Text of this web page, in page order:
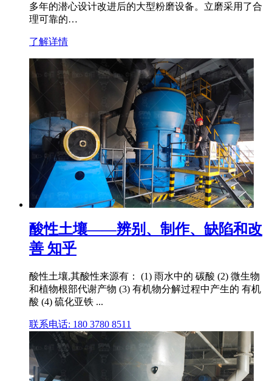
多年的潜心设计改进后的大型粉磨设备。立磨采用了合
理可靠的…
了解详情
酸性土壤——辨别、制作、缺陷和改
善 知乎
酸性土壤,其酸性来源有： (1) 雨水中的 碳酸 (2) 微生物
和植物根部代谢产物 (3) 有机物分解过程中产生的 有机
酸 (4) 硫化亚铁 ...
联系电话: 180 3780 8511